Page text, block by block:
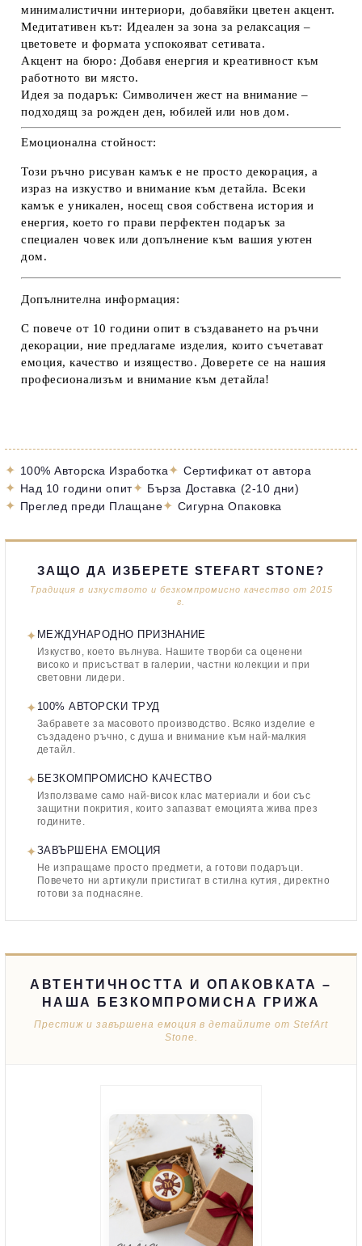
минималистични интериори, добавяйки цветен акцент.
Медитативен кът: Идеален за зона за релаксация –
цветовете и формата успокояват сетивата.
Акцент на бюро: Добавя енергия и креативност към
работното ви място.
Идея за подарък: Символичен жест на внимание –
подходящ за рожден ден, юбилей или нов дом.
Емоционална стойност:
Този ръчно рисуван камък е не просто декорация, а
израз на изкуство и внимание към детайла. Всеки
камък е уникален, носещ своя собствена история и
енергия, което го прави перфектен подарък за
специален човек или допълнение към вашия уютен
дом.
Допълнителна информация:
С повече от 10 години опит в създаването на ръчни
декорации, ние предлагаме изделия, които съчетават
емоция, качество и изящество. Доверете се на нашия
професионализъм и внимание към детайла!
✦ 100% Авторска Изработка✦ Сертификат от автора
✦ Над 10 години опит✦ Бърза Доставка (2-10 дни)
✦ Преглед преди Плащане✦ Сигурна Опаковка
ЗАЩО ДА ИЗБЕРЕТЕ STEFART STONE?
Традиция в изкуството и безкомпромисно качество от 2015
г.
✦ МЕЖДУНАРОДНО ПРИЗНАНИЕ
Изкуство, което вълнува. Нашите творби са оценени
високо и присъстват в галерии, частни колекции и при
световни лидери.
✦ 100% АВТОРСКИ ТРУД
Забравете за масовото производство. Всяко изделие е
създадено ръчно, с душа и внимание към най-малкия
детайл.
✦ БЕЗКОМПРОМИСНО КАЧЕСТВО
Използваме само най-висок клас материали и бои със
защитни покрития, които запазват емоцията жива през
годините.
✦ЗАВЪРШЕНА ЕМОЦИЯ
Не изпращаме просто предмети, а готови подаръци.
Повечето ни артикули пристигат в стилна кутия, директно
готови за поднасяне.
АВТЕНТИЧНОСТТА И ОПАКОВКАТА –
НАША БЕЗКОМПРОМИСНА ГРИЖА
Престиж и завършена емоция в детайлите от StefArt
Stone.